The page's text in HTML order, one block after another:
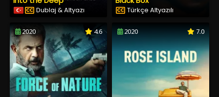
Dublaj & Altyazı Türkçe Altyazılı
2020 4.6 2020 7.0